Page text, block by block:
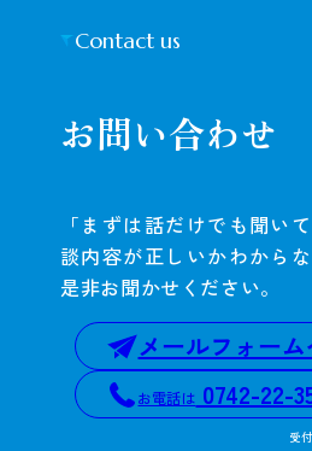
お問い合わせ
Contact us
「まずは話だけでも聞い
談内容が正しいかわから
是非お聞かせください。
メールフォーム
お電話は 0742-22-
受